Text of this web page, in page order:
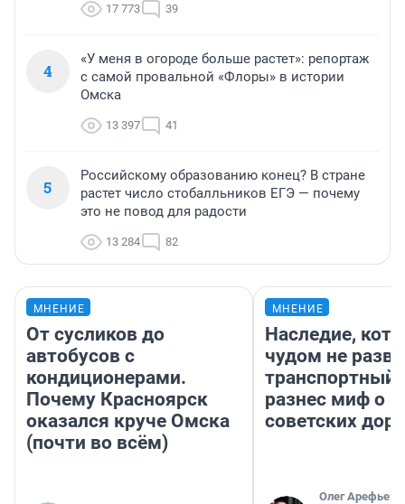
17 773 39
4
«У меня в огороде больше растет»: репортаж
с самой провальной «Флоры» в истории
Омска
13 397 41
5
Российскому образованию конец? В стране
растет число стобалльников ЕГЭ — почему
это не повод для радости
13 284 82
МНЕНИЕ
От сусликов до
автобусов с
кондиционерами.
Почему Красноярск
оказался круче Омска
(почти во всём)
МНЕНИЕ
Наследие,
чудом не
транспортный
разнес миф о
советских
Олег Арефьев